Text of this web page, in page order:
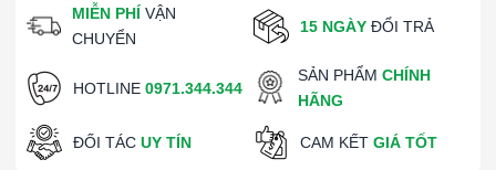
MIỄN PHÍ VẬN
CHUYỂN
15 NGÀY ĐỔI TRẢ
HOTLINE 0971.344.344
SẢN PHẨMCHÍNH
HÃNG
ĐỐI TÁC UY TÍN CAM KẾT GIÁ TỐT